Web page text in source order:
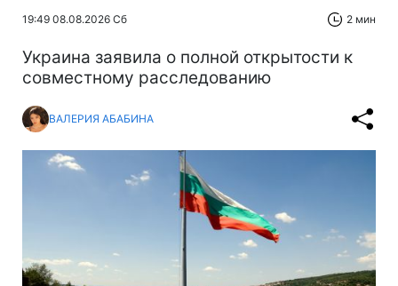
19:49 08.08.2026 Сб 2 мин
Украина заявила о полной открытости к
совместному расследованию
ВАЛЕРИЯ АБАБИНА